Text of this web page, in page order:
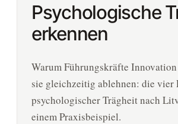
Psychologische
erkennen
Warum Führungskräfte
sie gleichzeitig ablehnen: die vier
psychologischer Trägheit nach
einem Praxisbeispiel.